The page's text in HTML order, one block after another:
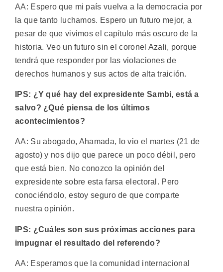
AA: Espero que mi país vuelva a la democracia por
la que tanto luchamos. Espero un futuro mejor, a
pesar de que vivimos el capítulo más oscuro de la
historia. Veo un futuro sin el coronel Azali, porque
tendrá que responder por las violaciones de
derechos humanos y sus actos de alta traición.
IPS: ¿Y qué hay del expresidente Sambi, está a
salvo? ¿Qué piensa de los últimos
acontecimientos?
AA: Su abogado, Ahamada, lo vio el martes (21 de
agosto) y nos dijo que parece un poco débil, pero
que está bien. No conozco la opinión del
expresidente sobre esta farsa electoral. Pero
conociéndolo, estoy seguro de que comparte
nuestra opinión.
IPS: ¿Cuáles son sus próximas acciones para
impugnar el resultado del referendo?
AA: Esperamos que la comunidad internacional